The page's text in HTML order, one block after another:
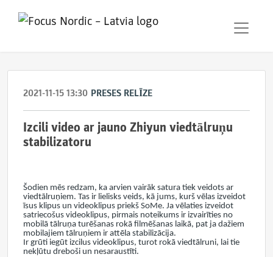
2021-11-15 13:30 PRESES RELĪZE
Izcili video ar jauno Zhiyun viedtālruņu
stabilizatoru
Šodien mēs redzam, ka arvien vairāk satura tiek veidots ar
viedtālruņiem. Tas ir lielisks veids, kā jums, kurš vēlas izveidot
īsus klipus un videoklipus priekš SoMe. Ja vēlaties izveidot
satriecošus videoklipus, pirmais noteikums ir izvairīties no
mobilā tālruņa turēšanas rokā filmēšanas laikā, pat ja dažiem
mobilajiem tālruņiem ir attēla stabilizācija.
Ir grūti iegūt izcilus videoklipus, turot rokā viedtālruni, lai tie
nekļūtu dreboši un nesaraustīti.